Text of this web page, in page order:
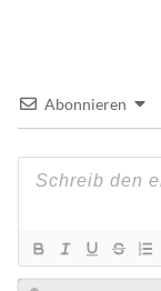
Abonnieren